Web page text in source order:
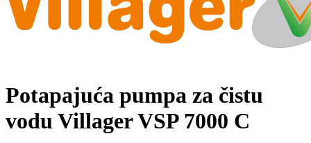
Potapajuća pumpa za čistu
vodu Villager VSP 7000 C